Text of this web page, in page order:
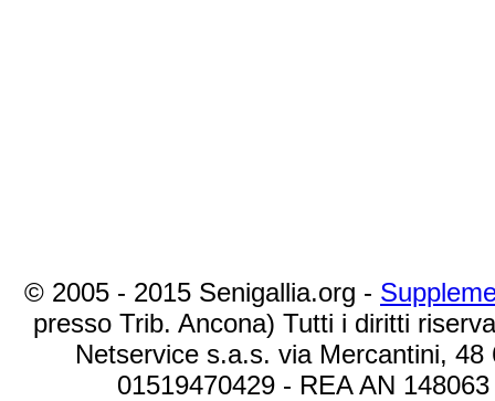
© 2005 - 2015 Senigallia.org -
presso Trib. Ancona) Tutti i diritti
Netservice s.a.s. via Mercantini,
01519470429 - REA AN